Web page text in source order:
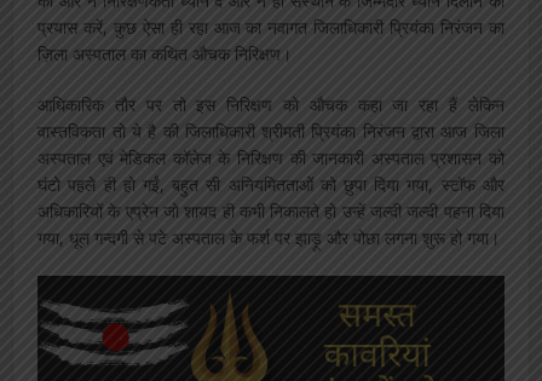
प्रयास करें, कुछ ऐसा ही रहा आज का नवागत जिलाधिकारी प्रियंका निरंजन का
ज़िला अस्पताल का कथित औचक निरिक्षण।
आधिकारिक तौर पर तो इस निरिक्षण को औचक कहा जा रहा हैं लेकिन
वास्तविकता तो ये है की जिलाधिकारी श्रीमती प्रियंका निरंजन द्वारा आज जिला
अस्पताल एवं मेडिकल कॉलेज के निरिक्षण की जानकारी अस्पताल प्रशासन को
घंटो पहले ही हो गईं, बहुत सी अनियमितताओं को छुपा दिया गया, स्टॉफ और
अधिकारियों के एप्रेन जो शायद ही कभी निकालते हो उन्हें जल्दी जल्दी पहना दिया
गया, धूल गन्दगी से पटे अस्पताल के फर्श पर झाड़ू और पोछा लगना शुरू हो गया।